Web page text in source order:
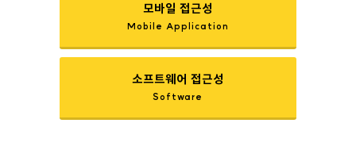
모바일 접근성
Mobile Application
소프트웨어 접근성
Software